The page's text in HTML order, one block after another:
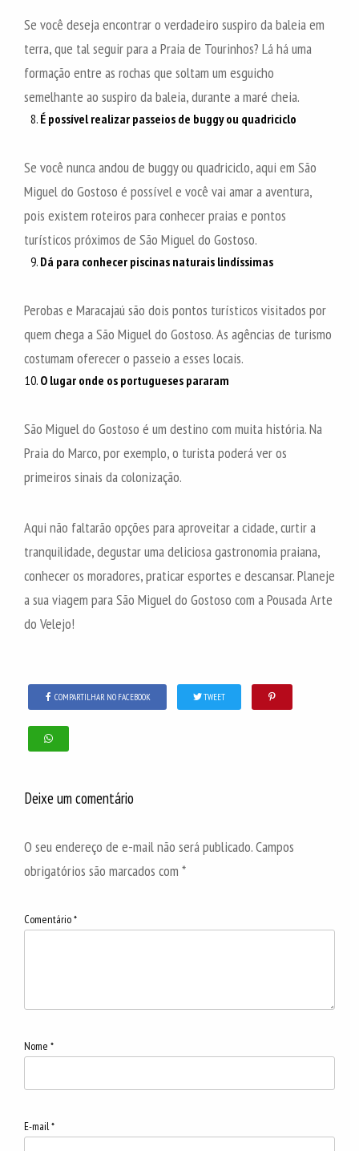
Se você deseja encontrar o verdadeiro suspiro da baleia em
terra, que tal seguir para a Praia de Tourinhos? Lá há uma
formação entre as rochas que soltam um esguicho
semelhante ao suspiro da baleia, durante a maré cheia.
É possível realizar passeios de buggy ou quadriciclo
Se você nunca andou de buggy ou quadriciclo, aqui em São
Miguel do Gostoso é possível e você vai amar a aventura,
pois existem roteiros para conhecer praias e pontos
turísticos próximos de São Miguel do Gostoso.
Dá para conhecer piscinas naturais lindíssimas
Perobas e Maracajaú são dois pontos turísticos visitados por
quem chega a São Miguel do Gostoso. As agências de turismo
costumam oferecer o passeio a esses locais.
O lugar onde os portugueses pararam
São Miguel do Gostoso é um destino com muita história. Na
Praia do Marco, por exemplo, o turista poderá ver os
primeiros sinais da colonização.
Aqui não faltarão opções para aproveitar a cidade, curtir a
tranquilidade, degustar uma deliciosa gastronomia praiana,
conhecer os moradores, praticar esportes e descansar. Planeje
a sua viagem para São Miguel do Gostoso com a Pousada Arte
do Velejo!
COMPARTILHAR NO FACEBOOK TWEET
Deixe um comentário
O seu endereço de e-mail não será publicado.Campos
obrigatórios são marcados com *
Comentário*
Nome *
E-mail *